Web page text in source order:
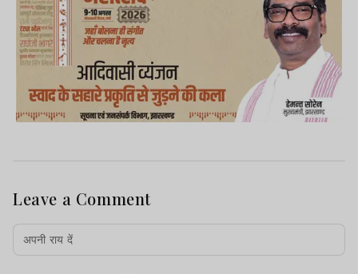
Leave a Comment